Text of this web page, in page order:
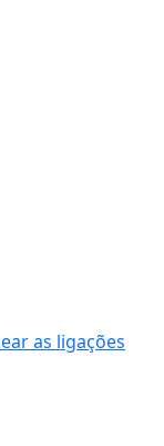
as ligações